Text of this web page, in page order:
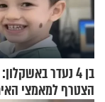
בן 4 נעדר
הצטרף למאמצי